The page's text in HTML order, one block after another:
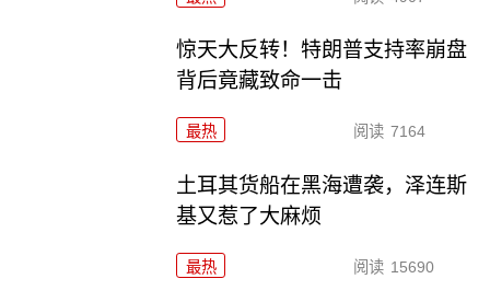
惊天大反转！特朗普支持率崩盘
背后竟藏致命一击
最热 阅读 7164
土耳其货船在黑海遭袭，泽连斯
基又惹了大麻烦
最热 阅读 15690